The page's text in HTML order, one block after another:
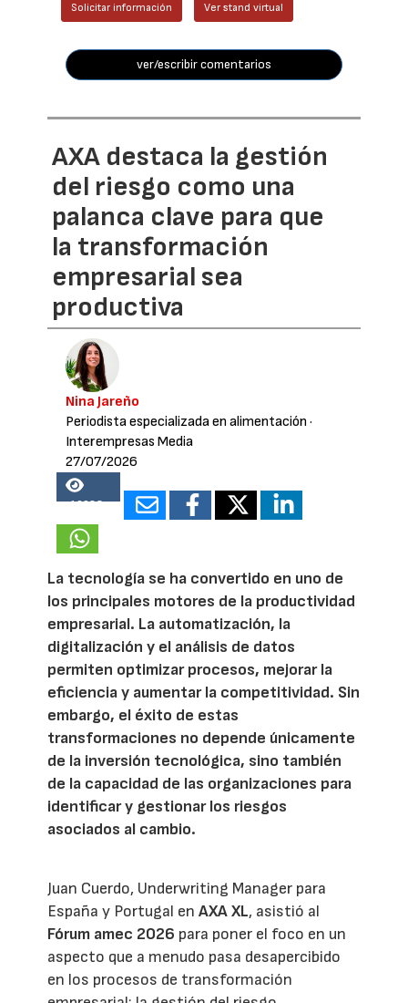
Solicitar información Ver stand virtual
ver/escribir comentarios
AXA destaca la gestión
del riesgo como una
palanca clave para que
la transformación
empresarial sea
productiva
Nina Jareño
Periodista especializada en alimentación ·
Interempresas Media
27/07/2026
16988
La tecnología se ha convertido en uno de
los principales motores de la productividad
empresarial. La automatización, la
digitalización y el análisis de datos
permiten optimizar procesos, mejorar la
eficiencia y aumentar la competitividad. Sin
embargo, el éxito de estas
transformaciones no depende únicamente
de la inversión tecnológica, sino también
de la capacidad de las organizaciones para
identificar y gestionar los riesgos
asociados al cambio.
Juan Cuerdo, Underwriting Manager para
España y Portugal enAXA XL, asistió al
Fórum amec 2026 para poner el foco en un
aspecto que a menudo pasa desapercibido
en los procesos de transformación